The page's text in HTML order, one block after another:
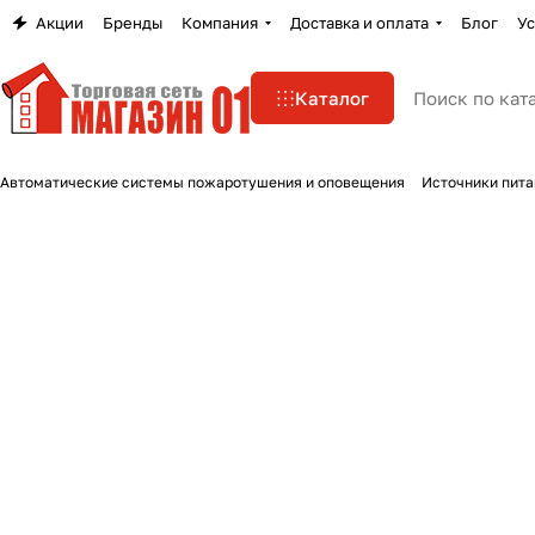
Акции Бренды Компания Доставка и оплата Блог
Каталог
Автоматические системы пожаротушения и оповещения Источники